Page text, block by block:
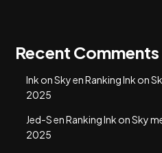
Recent Comments
Ink on SkyenRanking Ink on
2025
Jed-SenRanking Ink on Sky
2025